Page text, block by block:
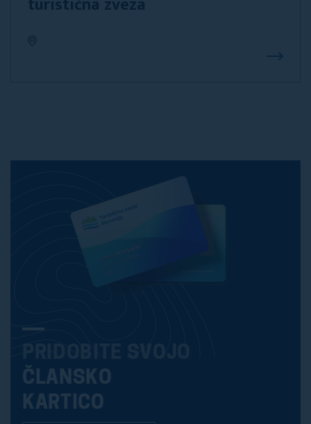
ČLANSKO
KARTICO